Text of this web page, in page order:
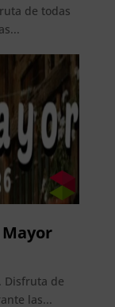
de todas
Disfruta de
las...